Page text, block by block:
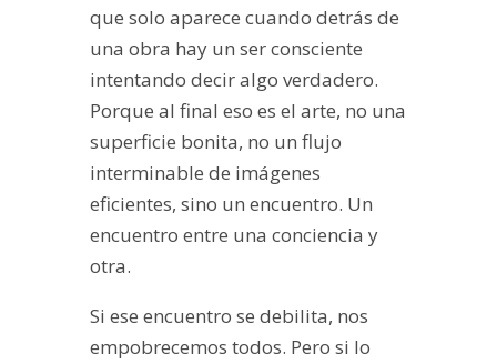
que solo aparece cuando detrás de
una obra hay un ser consciente
intentando decir algo verdadero.
Porque al final eso es el arte, no una
superficie bonita, no un flujo
interminable de imágenes
eficientes, sino un encuentro. Un
encuentro entre una conciencia y
otra.
Si ese encuentro se debilita, nos
empobrecemos todos. Pero si lo